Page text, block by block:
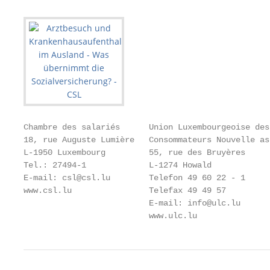
Chambre des salariés      Union Luxembourgeoise des
18, rue Auguste Lumière   Consommateurs Nouvelle
L-1950 Luxembourg         55, rue des Bruyères
Tel.: 27494-1             L-1274 Howald
E-mail: csl@csl.lu        Telefon 49 60 22 - 1
www.csl.lu                Telefax 49 49 57
                          E-mail: info@ulc.lu
                          www.ulc.lu